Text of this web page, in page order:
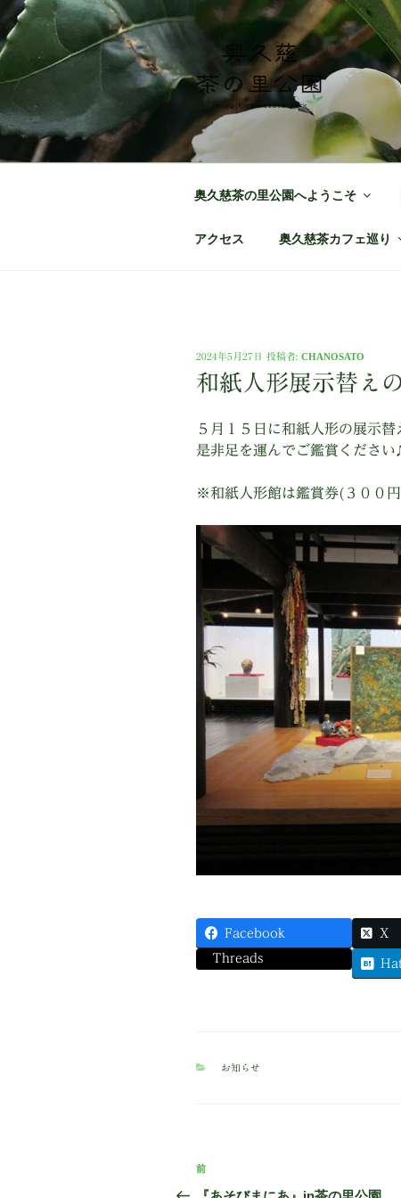
コ
ン
テ
へ
ス
キ
奥久慈茶の里
日本最北端の茶の産地 奥久慈
奥久慈茶の里公園へようこそ
アクセス 奥久慈茶カフェ巡り
投
日:
2024年5月27日 投稿者: CHANOSATO
和紙人形展示替え
５月１５日に和紙人形の展示替
是非足を運んでご鑑賞くださ
※和紙人形館は鑑賞券(３００
Facebook X
Threads
カ
お知らせ
投
前
の
前